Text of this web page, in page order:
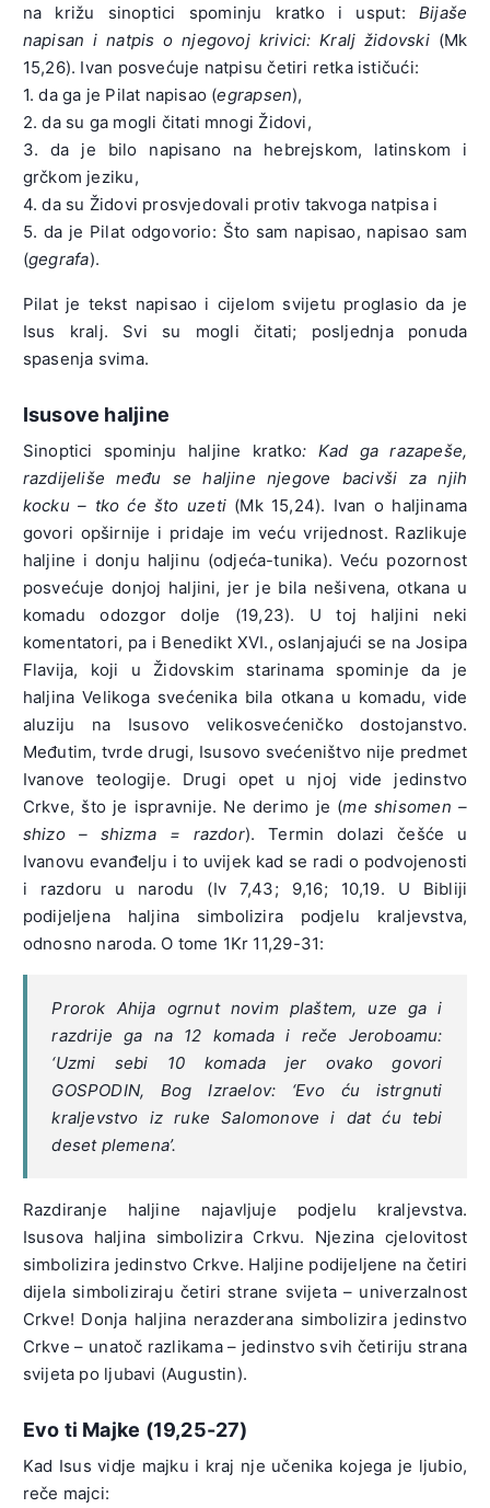
na križu sinoptici spominju kratko i usput: Bijaše
napisan i natpis o njegovoj krivici: Kralj židovski(Mk
15,26). Ivan posvećuje natpisu četiri retka ističući:
1. da ga je Pilat napisao (egrapsen),
2. da su ga mogli čitati mnogi Židovi,
3. da je bilo napisano na hebrejskom, latinskom i
grčkom jeziku,
4. da su Židovi prosvjedovali protiv takvoga natpisa i
5. da je Pilat odgovorio: Što sam napisao, napisao sam
(gegrafa).
Pilat je tekst napisao i cijelom svijetu proglasio da je
Isus kralj. Svi su mogli čitati; posljednja ponuda
spasenja svima.
Isusove haljine
Sinoptici spominju haljine kratko: Kad ga razapeše,
razdijeliše među se haljine njegove bacivši za njih
kocku – tko će što uzeti (Mk 15,24). Ivan o haljinama
govori opširnije i pridaje im veću vrijednost. Razlikuje
haljine i donju haljinu (odjeća-tunika). Veću pozornost
posvećuje donjoj haljini, jer je bila nešivena, otkana u
komadu odozgor dolje (19,23). U toj haljini neki
komentatori, pa i Benedikt XVI., oslanjajući se na Josipa
Flavija, koji u Židovskim starinama spominje da je
haljina Velikoga svećenika bila otkana u komadu, vide
aluziju na Isusovo velikosvećeničko dostojanstvo.
Međutim, tvrde drugi, Isusovo svećeništvo nije predmet
Ivanove teologije. Drugi opet u njoj vide jedinstvo
Crkve, što je ispravnije. Ne derimo je (me shisomen –
shizo – shizma = razdor). Termin dolazi češće u
Ivanovu evanđelju i to uvijek kad se radi o podvojenosti
i razdoru u narodu (Iv 7,43; 9,16; 10,19. U Bibliji
podijeljena haljina simbolizira podjelu kraljevstva,
odnosno naroda. O tome 1Kr 11,29-31:
Prorok Ahija ogrnut novim plaštem, uze ga i
razdrije ga na 12 komada i reče Jeroboamu:
‘Uzmi sebi 10 komada jer ovako govori
GOSPODIN, Bog Izraelov: ‘Evo ću istrgnuti
kraljevstvo iz ruke Salomonove i dat ću tebi
deset plemena’.
Razdiranje haljine najavljuje podjelu kraljevstva.
Isusova haljina simbolizira Crkvu. Njezina cjelovitost
simbolizira jedinstvo Crkve. Haljine podijeljene na četiri
dijela simboliziraju četiri strane svijeta – univerzalnost
Crkve! Donja haljina nerazderana simbolizira jedinstvo
Crkve – unatoč razlikama – jedinstvo svih četiriju strana
svijeta po ljubavi (Augustin).
Evo ti Majke (19,25-27)
Kad Isus vidje majku i kraj nje učenika kojega je ljubio,
reče majci: